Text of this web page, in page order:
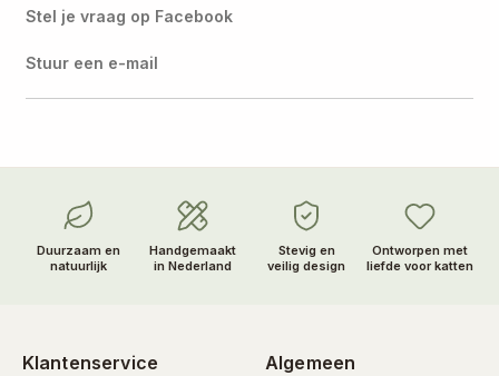
Stel je vraag op Facebook
Stuur een e-mail
Duurzaam en
natuurlijk
Handgemaakt
in Nederland
Stevig en
veilig design
Ontworpen met
liefde voor katten
Klantenservice Algemeen